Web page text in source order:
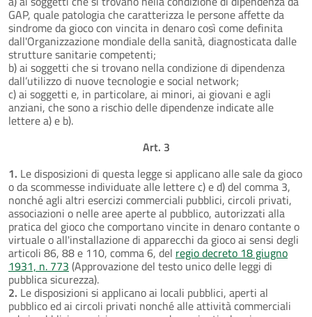
GAP, quale patologia che caratterizza le persone affette da
sindrome da gioco con vincita in denaro così come definita
dall'Organizzazione mondiale della sanità, diagnosticata dalle
strutture sanitarie competenti;
b) ai soggetti che si trovano nella condizione di dipendenza
dall’utilizzo di nuove tecnologie e social network;
c) ai soggetti e, in particolare, ai minori, ai giovani e agli
anziani, che sono a rischio delle dipendenze indicate alle
lettere a) e b).
Art. 3
1. Le disposizioni di questa legge si applicano alle sale da gioco
o da scommesse individuate alle lettere c) e d) del comma 3,
nonché agli altri esercizi commerciali pubblici, circoli privati,
associazioni o nelle aree aperte al pubblico, autorizzati alla
pratica del gioco che comportano vincite in denaro contante o
virtuale o all'installazione di apparecchi da gioco ai sensi degli
articoli 86, 88 e 110, comma 6, del regio decreto 18 giugno
1931, n. 773 (Approvazione del testo unico delle leggi di
pubblica sicurezza).
2. Le disposizioni si applicano ai locali pubblici, aperti al
pubblico ed ai circoli privati nonché alle attività commerciali